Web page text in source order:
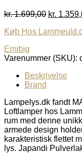
kr.1.699,00 Den
pris
kr.
Køb Hos
Emibig
Varenummer (SKU):
Beskrivelse
Brand
Lampelys.dk fandt
Loftlamper hos
rum med denne
armede design
karakteristisk flettet
lys. Japandi